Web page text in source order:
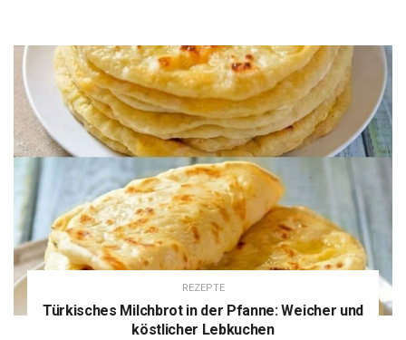
REZEPTE
Türkisches Milchbrot in der Pfanne: Weicher und
köstlicher Lebkuchen